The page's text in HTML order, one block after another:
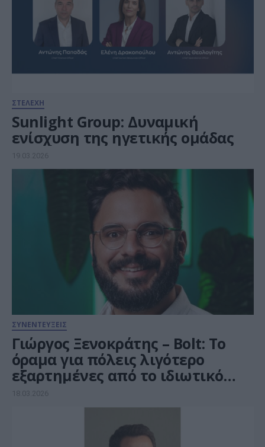
ΣΤΕΛΕΧΗ
Sunlight Group: Δυναμική
ενίσχυση της ηγετικής ομάδας
19.03.2026
ΣΥΝΕΝΤΕΥΞΕΙΣ
Γιώργος Ξενοκράτης – Bolt: Το
όραμα για πόλεις λιγότερο
εξαρτημένες από το ιδιωτικό
αυτοκίνητο
18.03.2026